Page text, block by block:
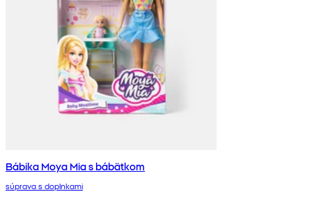
Bábika Moya Mia s bábätkom
súprava s doplnkami